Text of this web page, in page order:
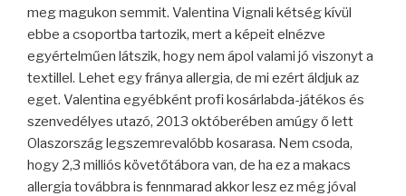
meg magukon semmit. Valentina Vignali kétség kívül
ebbe a csoportba tartozik, mert a képeit elnézve
egyértelműen látszik, hogy nem ápol valami jó viszonyt a
textillel. Lehet egy fránya allergia, de mi ezért áldjuk az
eget. Valentina egyébként profi kosárlabda-játékos és
szenvedélyes utazó, 2013 októberében amúgy ő lett
Olaszország legszemrevalóbb kosarasa. Nem csoda,
hogy 2,3 milliós követőtábora van, de ha ez a makacs
allergia továbbra is fennmarad akkor lesz ez még jóval